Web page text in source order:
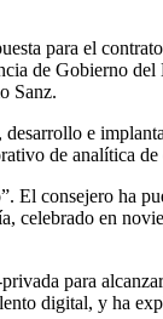
para el
de Gobierno
Sanz.
e
de analítica
El consejero ha
en
para
digital, y ha